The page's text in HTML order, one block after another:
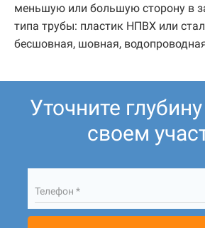
меньшую или большую сторону в
типа трубы: пластик НПВХ или
бесшовная, шовная,
Уточните
своем
Телефон *